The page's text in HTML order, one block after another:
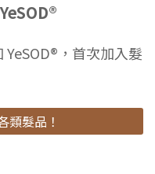
YeSOD®，首次加入髮
類髮品！